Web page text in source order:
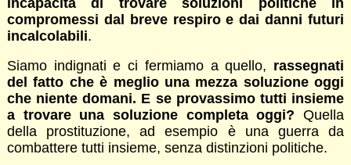
compromessi dal breve respiro e dai danni futuri
incalcolabili.
Siamo indignati e ci fermiamo a quello, rassegnati
del fatto che è meglio una mezza soluzione oggi
che niente domani. E se provassimo tutti insieme
a trovare una soluzione completa oggi? Quella
della prostituzione, ad esempio è una guerra da
combattere tutti insieme, senza distinzioni politiche.